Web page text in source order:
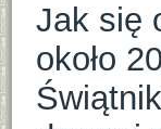
Jak się
około